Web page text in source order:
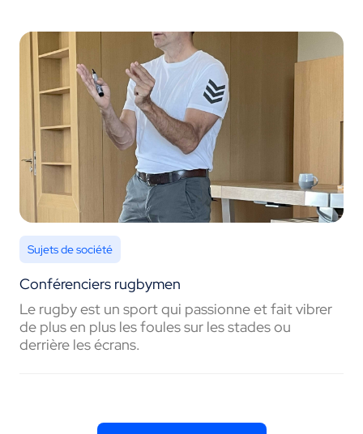
Sujets de société
Conférenciers rugbymen
Le rugby est un sport qui passionne et fait vibrer
de plus en plus les foules sur les stades ou
derrière les écrans.